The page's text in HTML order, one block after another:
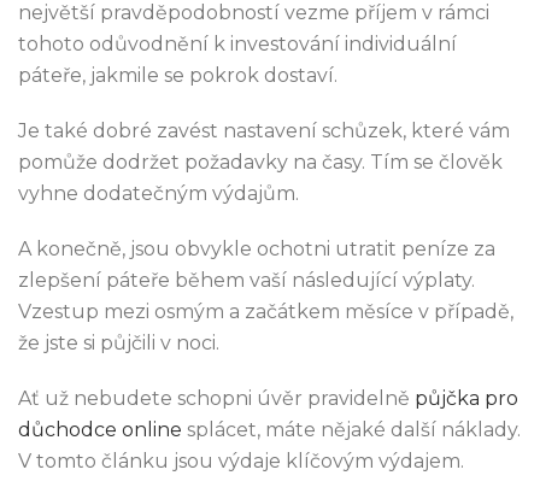
největší pravděpodobností vezme příjem v rámci
tohoto odůvodnění k investování individuální
páteře, jakmile se pokrok dostaví.
Je také dobré zavést nastavení schůzek, které vám
pomůže dodržet požadavky na časy. Tím se člověk
vyhne dodatečným výdajům.
A konečně, jsou obvykle ochotni utratit peníze za
zlepšení páteře během vaší následující výplaty.
Vzestup mezi osmým a začátkem měsíce v případě,
že jste si půjčili v noci.
Ať už nebudete schopni úvěr pravidelně půjčka pro
důchodce online splácet, máte nějaké další náklady.
V tomto článku jsou výdaje klíčovým výdajem.